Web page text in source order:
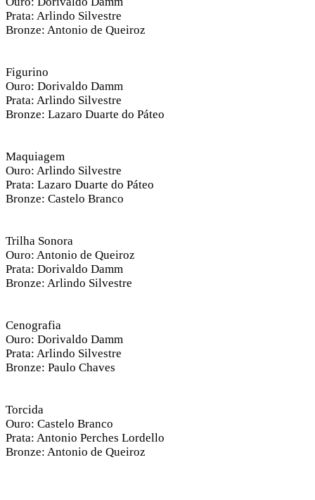
Prata: Arlindo Silvestre
Bronze: Antonio de Queiroz
Figurino
Ouro: Dorivaldo Damm
Prata: Arlindo Silvestre
Bronze: Lazaro Duarte do Páteo
Maquiagem
Ouro: Arlindo Silvestre
Prata: Lazaro Duarte do Páteo
Bronze: Castelo Branco
Trilha Sonora
Ouro: Antonio de Queiroz
Prata: Dorivaldo Damm
Bronze: Arlindo Silvestre
Cenografia
Ouro: Dorivaldo Damm
Prata: Arlindo Silvestre
Bronze: Paulo Chaves
Torcida
Ouro: Castelo Branco
Prata: Antonio Perches Lordello
Bronze: Antonio de Queiroz